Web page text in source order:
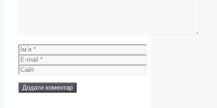
Ім’я
E-
mail
Сайт